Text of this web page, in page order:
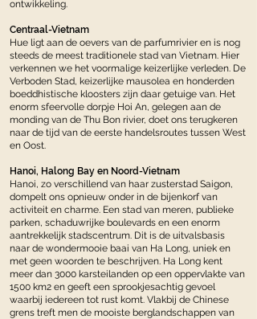
ontwikkeling.
Centraal-Vietnam
Hue ligt aan de oevers van de parfumrivier en is nog
steeds de meest traditionele stad van Vietnam. Hier
verkennen we het voormalige keizerlijke verleden. De
Verboden Stad, keizerlijke mausolea en honderden
boeddhistische kloosters zijn daar getuige van. Het
enorm sfeervolle dorpje Hoi An, gelegen aan de
monding van de Thu Bon rivier, doet ons terugkeren
naar de tijd van de eerste handelsroutes tussen West
en Oost.
Hanoi, Halong Bay en Noord-Vietnam
Hanoi, zo verschillend van haar zusterstad Saigon,
dompelt ons opnieuw onder in de bijenkorf van
activiteit en charme. Een stad van meren, publieke
parken, schaduwrijke boulevards en een enorm
aantrekkelijk stadscentrum. Dit is de uitvalsbasis
naar de wondermooie baai van Ha Long, uniek en
met geen woorden te beschrijven. Ha Long kent
meer dan 3000 karsteilanden op een oppervlakte van
1500 km2 en geeft een sprookjesachtig gevoel
waarbij iedereen tot rust komt. Vlakbij de Chinese
grens treft men de mooiste berglandschappen van